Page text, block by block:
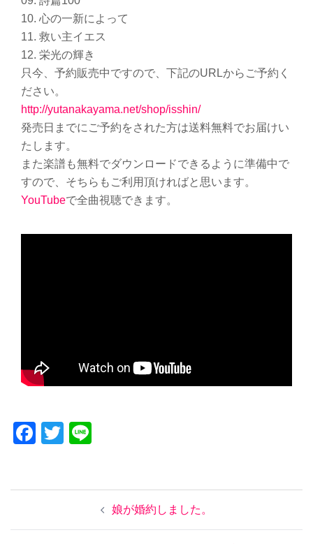
10. 心の一新によって
11. 救い主イエス
12. 栄光の輝き
只今、予約販売中ですので、下記のURLからご予約く
ださい。
http://yutanakayama.net/shop/isshin/
発売日までにご予約をされた方は送料無料でお届けい
たします。
また楽譜も無料でダウンロードできるように準備中で
すので、そちらもご利用頂ければと思います。
YouTubeで全曲視聴できます。
Facebook
Twitter
ナ
娘が婚約しました。